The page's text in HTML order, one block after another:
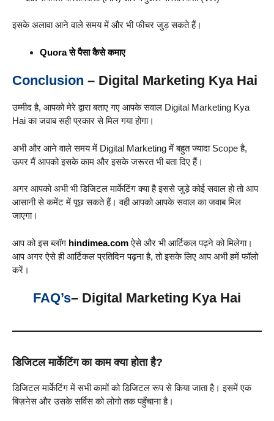
इसके अलावा आने वाले समय में और भी फीचर जुड़ सकते हैं।
Quora से पैसा कैसे कमाए
Conclusion – Digital Marketing Kya Hai
उम्मीद है, आपको मेरे द्वारा बताए गए आपके सवाल Digital Marketing Kya
Hai का जवाब सही प्रकार से मिल गया होगा।
अभी और आने वाले समय में Digital Marketing में बहुत ज्यादा Scope है,
ऊपर मैं आपको इसके काम और इसके जरूरत भी बता दिए हैं।
अगर आपको अभी भी डिजिटल मार्केटिंग क्या है इससे जुड़े कोई सवाल हो तो आप
आसानी से कमेंट में पूछ सकते हैं। वही आपको आपके सवाल का जवाब मिल
जाएगा।
आप को इस ब्लॉग hindimea.comऐसे और भी आर्टिकल पढ़ने को मिलेगा।
आप अगर ऐसे ही आर्टिकल प्रतिदिन पढ़ना है, तो इसके लिए आप अभी हमें फॉलो
करें।
FAQ’s– Digital Marketing Kya Hai
डिजिटल मार्केटिंग का काम क्या होता है?
डिजिटल मार्केटिंग में सभी कामों को डिजिटल रूप से किया जाता है। इसमें एक
बिज़नेस और उसके सर्विस को लोगो तक पहुँचाना है।